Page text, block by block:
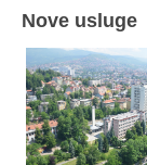
Nove usluge